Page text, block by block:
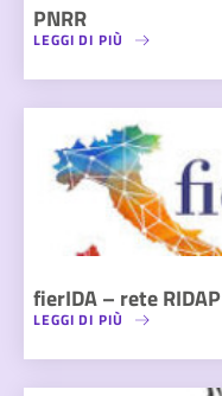
PNRR
LEGGI DI PIÙ
fierIDA – rete RIDAP
LEGGI DI PIÙ